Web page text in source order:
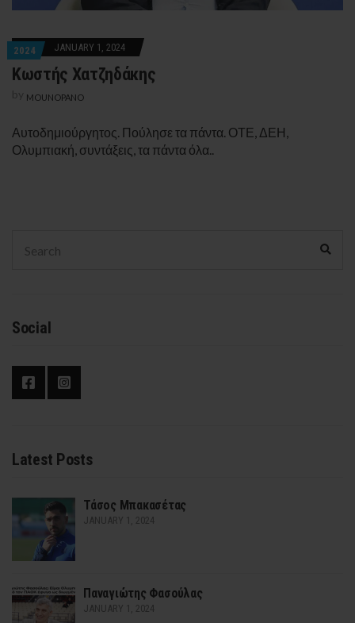
2024 JANUARY 1, 2024
Κωστής Χατζηδάκης
MOUNOPANO
Αυτοδημιούργητος. Πούλησε τα πάντα. ΟΤΕ, ΔΕΗ,
Ολυμπιακή, συντάξεις, τα πάντα όλα..
for:
Social
Latest Posts
Τάσος Μπακασέτας
JANUARY 1, 2024
Παναγιώτης Φασούλας
JANUARY 1, 2024